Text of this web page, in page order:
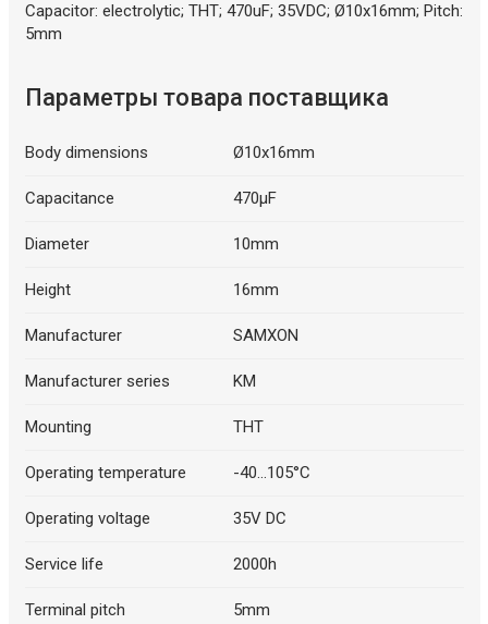
Описание искусственного интеллекта
Описание искусственного интеллекта
Capacitor: electrolytic; THT; 470uF; 35VDC; Ø10x16mm; Pitch:
5mm
Параметры товара поставщика
Body dimensions Ø10x16mm
Capacitance 470µF
Diameter 10mm
Height 16mm
Manufacturer SAMXON
Manufacturer series KM
Mounting THT
Operating temperature -40...105°C
Operating voltage 35V DC
Service life 2000h
Terminal pitch 5mm